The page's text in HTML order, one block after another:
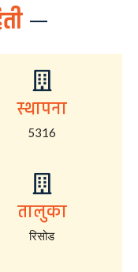
स्थापना
5316
तालुका
रिसोड